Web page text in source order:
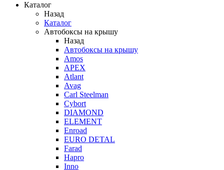
Каталог
Назад
Каталог
Автобоксы на крышу
Назад
Автобоксы на крышу
Amos
APEX
Atlant
Avag
Carl Steelman
Cybort
DIAMOND
ELEMENT
Enroad
EURO DETAL
Farad
Hapro
Inno